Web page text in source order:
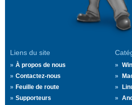
Liens du site
À propos de nous
Contactez-nous
Feuille de route
Supporteurs